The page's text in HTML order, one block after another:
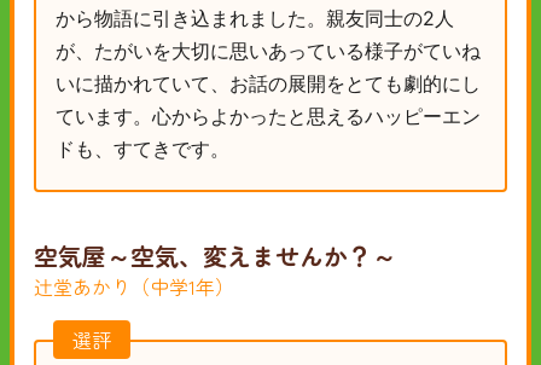
から物語に引き込まれました。親友同士の2人
が、たがいを大切に思いあっている様子がていね
いに描かれていて、お話の展開をとても劇的にし
ています。心からよかったと思えるハッピーエン
ドも、すてきです。
空気屋～空気、変えませんか？～
辻堂あかり（中学1年）
選評